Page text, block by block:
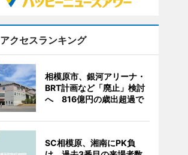
アクセスランキング
相模原市、銀河アリーナ・
BRT計画など「廃止」検討
へ 816億円の歳出超過で
SC相模原、湘南にPK負